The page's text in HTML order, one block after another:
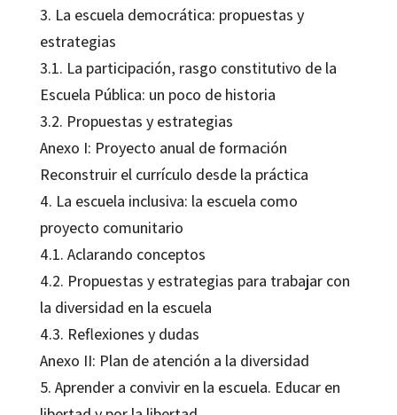
3. La escuela democrática: propuestas y
estrategias
3.1. La participación, rasgo constitutivo de la
Escuela Pública: un poco de historia
3.2. Propuestas y estrategias
Anexo I: Proyecto anual de formación
Reconstruir el currículo desde la práctica
4. La escuela inclusiva: la escuela como
proyecto comunitario
4.1. Aclarando conceptos
4.2. Propuestas y estrategias para trabajar con
la diversidad en la escuela
4.3. Reflexiones y dudas
Anexo II: Plan de atención a la diversidad
5. Aprender a convivir en la escuela. Educar en